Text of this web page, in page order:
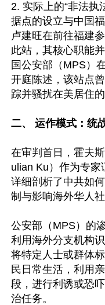
2. 实际上的“非法执
据点的设立与中国
卢建旺在前往福建
此站，其核心职能
国公安部（MPS）
开庭陈述，该站点
踪并骚扰在美居住
二、 运作模式：统
在审判首日，霍夫
ulian Ku）作为专
详细剖析了中共如
制与影响海外华人社
公安部（MPS）的
利用海外分支机构
将特定人士或群体
民日常生活，利用
段，进行利诱或恐
治任务。